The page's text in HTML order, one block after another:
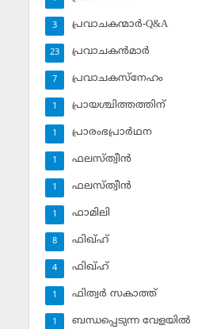
പ്രവാചകന്മാര്‍-Q&A
3
പ്രവാചകന്‍മാര്‍
23
പ്രവാചകസ്‌നേഹം
7
പ്രായശ്ചിത്തത്തിന്
1
പ്രാരംഭപ്രാര്‍ഥന
1
ഫലസ്ത്വീൻ
1
ഫലസ്ത്വീൻ
1
ഫാമിലി
1
ഫിഖ്ഹ്
8
ഫിഖ്ഹ്‌
4
ഫിത്വര്‍ സകാത്ത്‌
1
ബന്ധപ്പെടുന്ന വേളയില്‍
1